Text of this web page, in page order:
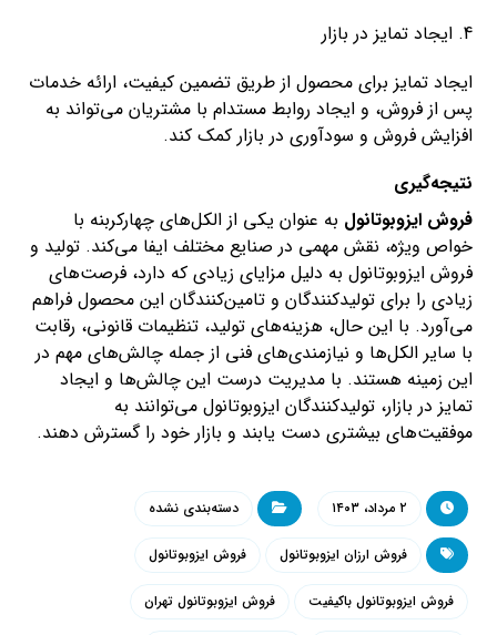
4. ایجاد تمایز در بازار
ایجاد تمایز برای محصول از طریق تضمین کیفیت، ارائه خدمات
پس از فروش، و ایجاد روابط مستدام با مشتریان می‌تواند به
افزایش فروش و سودآوری در بازار کمک کند.
نتیجه‌گیری
فروش ایزوبوتانول به عنوان یکی از الکل‌های چهارکربنه با
خواص ویژه، نقش مهمی در صنایع مختلف ایفا می‌کند. تولید و
فروش ایزوبوتانول به دلیل مزایای زیادی که دارد، فرصت‌های
زیادی را برای تولیدکنندگان و تامین‌کنندگان این محصول فراهم
می‌آورد. با این حال، هزینه‌های تولید، تنظیمات قانونی، رقابت
با سایر الکل‌ها و نیازمندی‌های فنی از جمله چالش‌های مهم در
این زمینه هستند. با مدیریت درست این چالش‌ها و ایجاد
تمایز در بازار، تولیدکنندگان ایزوبوتانول می‌توانند به
موفقیت‌های بیشتری دست یابند و بازار خود را گسترش دهند.
۲ مرداد، ۱۴۰۳ دسته‌بندی نشده
فروش ارزان ایزوبوتانول فروش ایزوبوتانول
فروش ایزوبوتانول باکیفیت فروش ایزوبوتانول تهران